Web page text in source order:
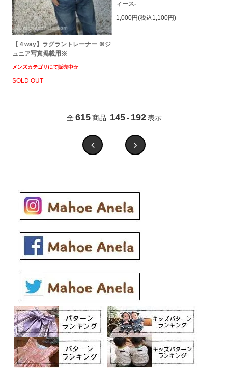
【４way】ラグラントレーナー ※ジ
ュニア写真掲載用※
メンズカテゴリにて販売中☆
SOLD OUT
ィース-
1,000円(税込1,100円)
全 615 商品 145 - 192 表示